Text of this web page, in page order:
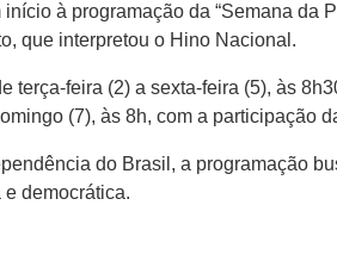
à programação da “Semana da
que interpretou o Hino Nacional.
terça-feira (2) a sexta-feira (5), às
(7), às 8h, com a participação
do Brasil, a programação
democrática.